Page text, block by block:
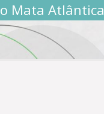
Mata Atlântica